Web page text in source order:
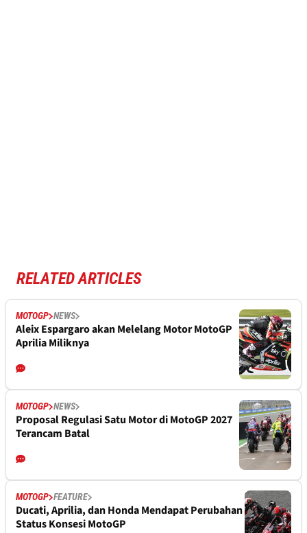
RELATED ARTICLES
MOTOGP NEWS
Aleix Espargaro akan Melelang Motor MotoGP
Aprilia Miliknya
MOTOGP NEWS
Proposal Regulasi Satu Motor di MotoGP 2027
Terancam Batal
MOTOGP FEATURE
Ducati, Aprilia, dan Honda Mendapat Perubahan
Status Konsesi MotoGP